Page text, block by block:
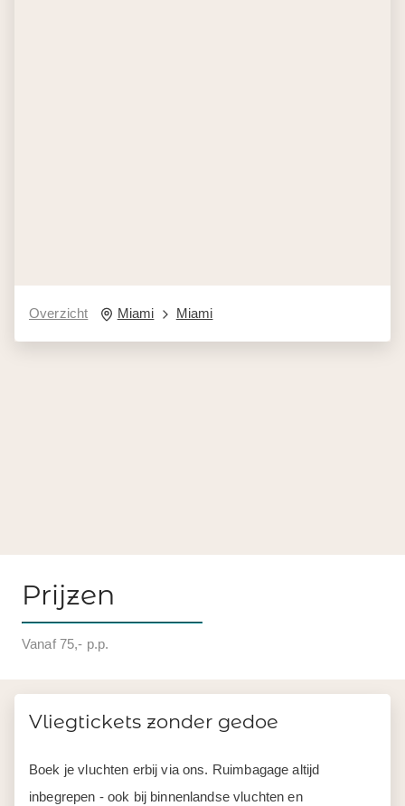
Overzicht Miami Miami
Prijzen
Vanaf 75,- p.p.
Vliegtickets zonder gedoe
Boek je vluchten erbij via ons. Ruimbagage altijd
inbegrepen - ook bij binnenlandse vluchten en